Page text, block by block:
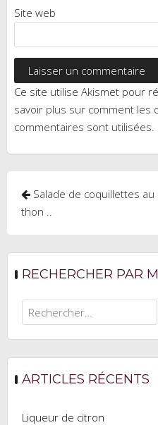
Site web
Ce site utilise Akismet pour
savoir plus sur comment les
commentaires sont utilisées
Navigation
de
Salade de coquillettes au
thon ..
RECHERCHER PAR
Rechercher :
ARTICLES RÉCENTS
Liqueur de citron